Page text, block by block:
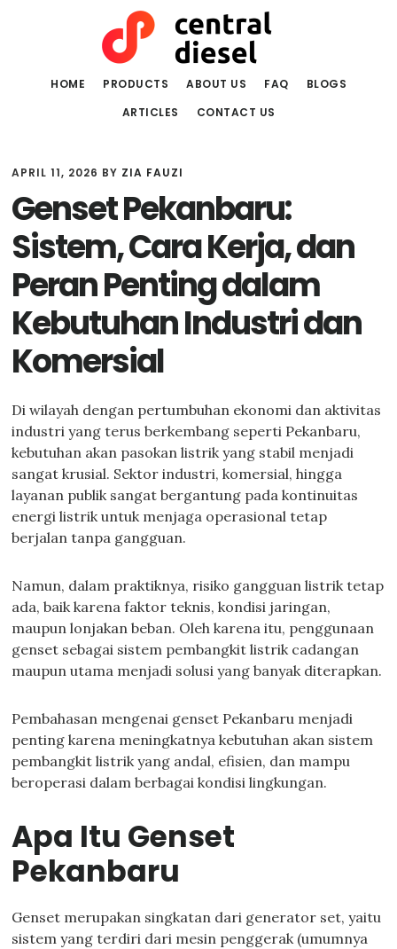
HOME PRODUCTS ABOUT US FAQ
BLOGS
ARTICLES
CONTACT US
APRIL 11, 2026 BY ZIA FAUZI
Genset Pekanbaru:
Sistem, Cara Kerja, dan
Peran Penting dalam
Kebutuhan Industri dan
Komersial
Di wilayah dengan pertumbuhan ekonomi dan aktivitas
industri yang terus berkembang seperti Pekanbaru,
kebutuhan akan pasokan listrik yang stabil menjadi
sangat krusial. Sektor industri, komersial, hingga
layanan publik sangat bergantung pada kontinuitas
energi listrik untuk menjaga operasional tetap
berjalan tanpa gangguan.
Namun, dalam praktiknya, risiko gangguan listrik tetap
ada, baik karena faktor teknis, kondisi jaringan,
maupun lonjakan beban. Oleh karena itu, penggunaan
genset sebagai sistem pembangkit listrik cadangan
maupun utama menjadi solusi yang banyak diterapkan.
Pembahasan mengenai genset Pekanbaru menjadi
penting karena meningkatnya kebutuhan akan sistem
pembangkit listrik yang andal, efisien, dan mampu
beroperasi dalam berbagai kondisi lingkungan.
Apa Itu Genset
Pekanbaru
Genset merupakan singkatan dari generator set, yaitu
sistem yang terdiri dari mesin penggerak (umumnya